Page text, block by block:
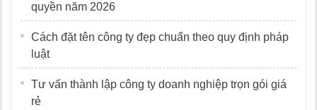
quyền năm 2026
Cách đặt tên công ty đẹp chuẩn theo quy định pháp
luật
Tư vấn thành lập công ty doanh nghiệp trọn gói giá
rẻ